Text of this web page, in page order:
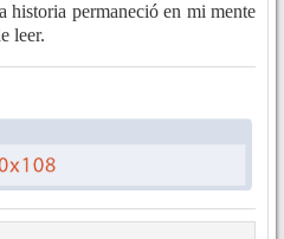
historia permaneció en mi mente
leer.